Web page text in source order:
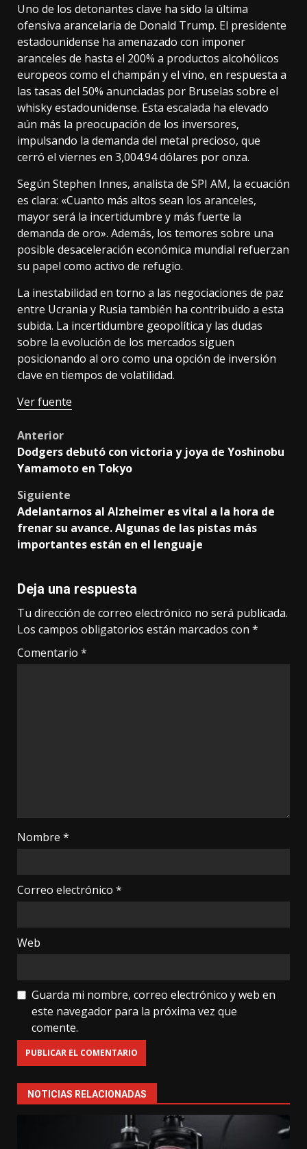
Uno de los detonantes clave ha sido la última
ofensiva arancelaria de Donald Trump. El presidente
estadounidense ha amenazado con imponer
aranceles de hasta el 200% a productos alcohólicos
europeos como el champán y el vino, en respuesta a
las tasas del 50% anunciadas por Bruselas sobre el
whisky estadounidense. Esta escalada ha elevado
aún más la preocupación de los inversores,
impulsando la demanda del metal precioso, que
cerró el viernes en 3,004.94 dólares por onza.
Según Stephen Innes, analista de SPI AM, la ecuación
es clara: «Cuanto más altos sean los aranceles,
mayor será la incertidumbre y más fuerte la
demanda de oro». Además, los temores sobre una
posible desaceleración económica mundial refuerzan
su papel como activo de refugio.
La inestabilidad en torno a las negociaciones de paz
entre Ucrania y Rusia también ha contribuido a esta
subida. La incertidumbre geopolítica y las dudas
sobre la evolución de los mercados siguen
posicionando al oro como una opción de inversión
clave en tiempos de volatilidad.
Ver fuente
Post
navigation
Anterior
Dodgers debutó con victoria y joya de Yoshinobu
Yamamoto en Tokyo
Siguiente
Adelantarnos al Alzheimer es vital a la hora de
frenar su avance. Algunas de las pistas más
importantes están en el lenguaje
Deja una respuesta
Tu dirección de correo electrónico no será publicada.
Los campos obligatorios están marcados con *
Comentario *
Nombre *
Correo electrónico *
Web
Guarda mi nombre, correo electrónico y web en
este navegador para la próxima vez que
comente.
NOTICIAS RELACIONADAS